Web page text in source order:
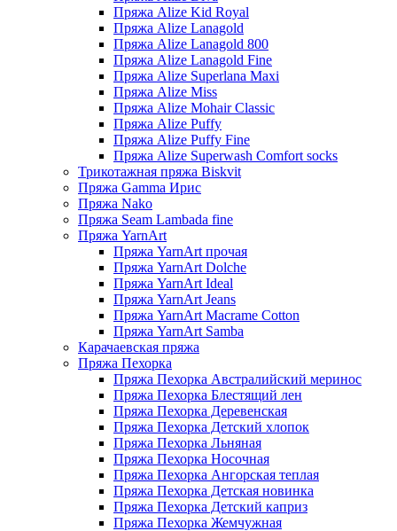
Пряжа Alize Kid Royal
Пряжа Alize Lanagold
Пряжа Alize Lanagold 800
Пряжа Alize Lanagold Fine
Пряжа Alize Superlana Maxi
Пряжа Alize Miss
Пряжа Alize Mohair Classic
Пряжа Alize Puffy
Пряжа Alize Puffy Fine
Пряжа Alize Superwash Comfort socks
Трикотажная пряжа Biskvit
Пряжа Gamma Ирис
Пряжа Nako
Пряжа Seam Lambada fine
Пряжа YarnArt
Пряжа YarnArt прочая
Пряжа YarnArt Dolche
Пряжа YarnArt Ideal
Пряжа YarnArt Jeans
Пряжа YarnArt Macrame Cotton
Пряжа YarnArt Samba
Карачаевская пряжа
Пряжа Пехорка
Пряжа Пехорка Австралийский меринос
Пряжа Пехорка Блестящий лен
Пряжа Пехорка Деревенская
Пряжа Пехорка Детский хлопок
Пряжа Пехорка Льняная
Пряжа Пехорка Носочная
Пряжа Пехорка Ангорская теплая
Пряжа Пехорка Детская новинка
Пряжа Пехорка Детский каприз
Пряжа Пехорка Жемчужная